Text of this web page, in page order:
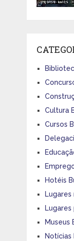
Cultura
Cursos
Hotéis
Museus
Notícias